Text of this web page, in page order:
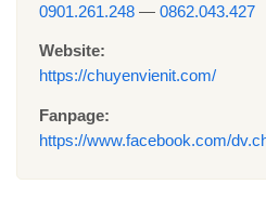
0901.261.248 — 0862.043.427
Website:
https://chuyenvienit.com/
Fanpage:
https://www.facebook.com/